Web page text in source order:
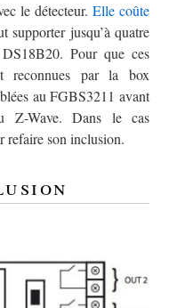
le détecteur. Elle coûte
supporter jusqu’à quatre
Pour que ces
reconnues par la box
au FGBS3211 avant
Z-Wave. Dans le cas
refaire son inclusion.